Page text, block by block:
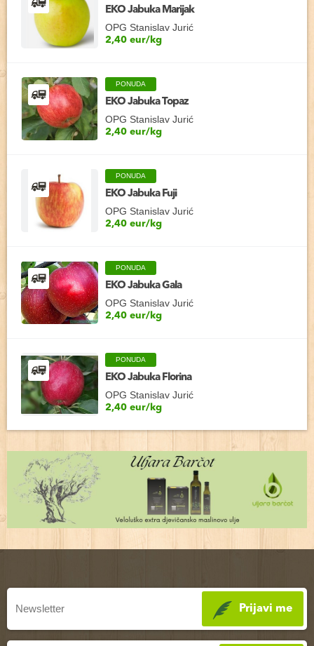
EKO Jabuka Marijak
OPG Stanislav Jurić
2,40 eur/kg
PONUDA
EKO Jabuka Topaz
OPG Stanislav Jurić
2,40 eur/kg
PONUDA
EKO Jabuka Fuji
OPG Stanislav Jurić
2,40 eur/kg
PONUDA
EKO Jabuka Gala
OPG Stanislav Jurić
2,40 eur/kg
PONUDA
EKO Jabuka Florina
OPG Stanislav Jurić
2,40 eur/kg
Prijavi me